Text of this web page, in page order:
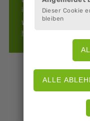
Dieser Cookie
bleiben
info@shanty-chor-
Web:
https://